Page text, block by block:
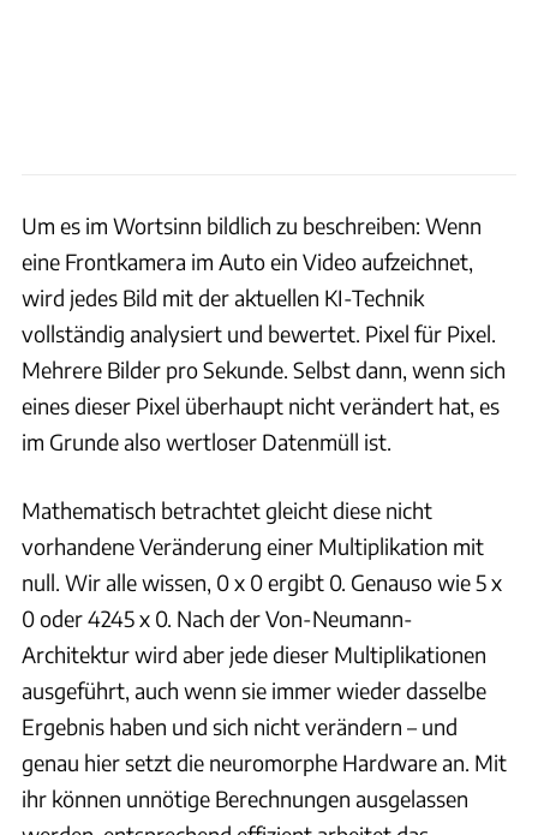
Um es im Wortsinn bildlich zu beschreiben: Wenn
eine Frontkamera im Auto ein Video aufzeichnet,
wird jedes Bild mit der aktuellen KI-Technik
vollständig analysiert und bewertet. Pixel für Pixel.
Mehrere Bilder pro Sekunde. Selbst dann, wenn sich
eines dieser Pixel überhaupt nicht verändert hat, es
im Grunde also wertloser Datenmüll ist.
Mathematisch betrachtet gleicht diese nicht
vorhandene Veränderung einer Multiplikation mit
null. Wir alle wissen, 0 x 0 ergibt 0. Genauso wie 5 x
0 oder 4245 x 0. Nach der Von-Neumann-
Architektur wird aber jede dieser Multiplikationen
ausgeführt, auch wenn sie immer wieder dasselbe
Ergebnis haben und sich nicht verändern – und
genau hier setzt die neuromorphe Hardware an. Mit
ihr können unnötige Berechnungen ausgelassen